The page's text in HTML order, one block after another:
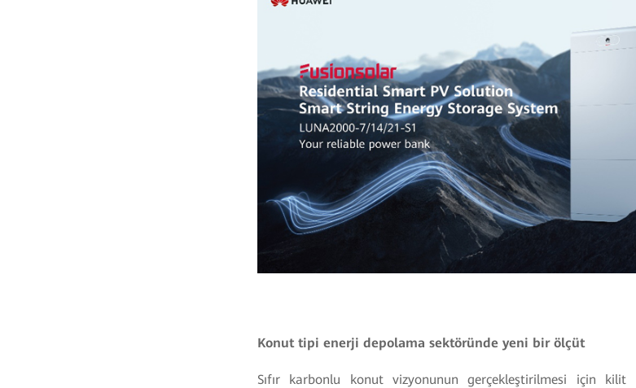
Konut tipi enerji depolama sektöründe yeni bir ölçüt
Sıfır karbonlu konut vizyonunun gerçekleştirilmesi için